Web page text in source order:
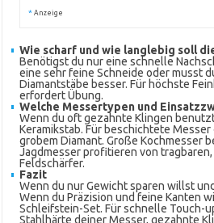
* Anzeige
Wie scharf und wie langlebig soll
Benötigst du nur eine schnelle
eine sehr feine Schneide oder musst
Diamantstäbe besser. Für höchste
erfordert Übung.
Welche Messertypen und
Wenn du oft gezahnte Klingen
Keramikstab. Für beschichtete
grobem Diamant. Große Kochmesser
Jagdmesser profitieren von
Feldschärfer.
Fazit
Wenn du nur Gewicht sparen willst
Wenn du Präzision und feine Kanten
Schleifstein-Set. Für schnelle Touch-
Stahlhärte deiner Messer, gezahnte